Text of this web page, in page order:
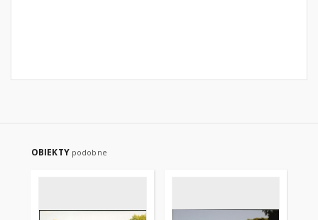
OBIEKTY podobne